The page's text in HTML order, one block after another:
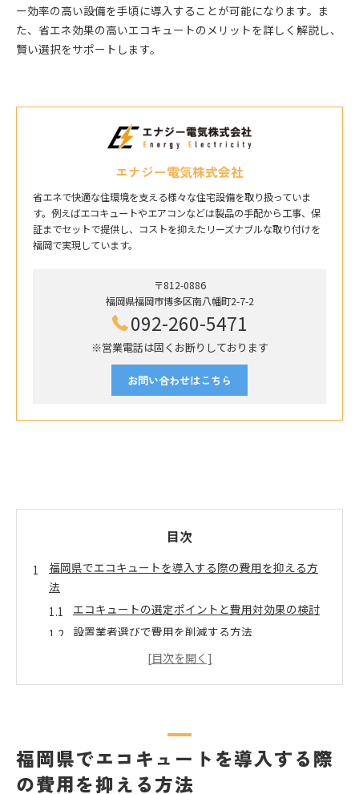
ー効率の高い設備を手頃に導入することが可能になります。ま
た、省エネ効果の高いエコキュートのメリットを詳しく解説し、
賢い選択をサポートします。
エナジー電気株式会社
省エネで快適な住環境を支える様々な住宅設備を取り扱っていま
す。例えばエコキュートやエアコンなどは製品の手配から工事、保
証までセットで提供し、コストを抑えたリーズナブルな取り付けを
福岡で実現しています。
〒812-0886
福岡県福岡市博多区南八幡町2-7-2
092-260-5471
※営業電話は固くお断りしております
お問い合わせはこちら
目次
福岡県でエコキュートを導入する際の費用を抑える方
法
エコキュートの選定ポイントと費用対効果の検討
設置業者選びで費用を削減する方法
複数業者からの見積もり取得の重要性
法
福岡県の最新補助金制度の概要
福岡県でエコキュートを導入する際
の費用を抑える方法